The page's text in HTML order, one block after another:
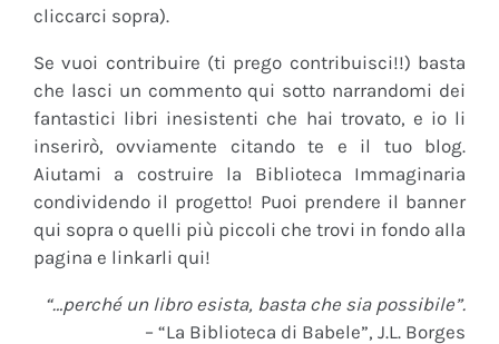
cliccarci sopra).
Se vuoi contribuire (ti prego contribuisci!!) basta
che lasci un commento qui sotto narrandomi dei
fantastici libri inesistenti che hai trovato, e io li
inserirò, ovviamente citando te e il tuo blog.
Aiutami a costruire la Biblioteca Immaginaria
condividendo il progetto! Puoi prendere il banner
qui sopra o quelli più piccoli che trovi in fondo alla
pagina e linkarli qui!
“…perché un libro esista, basta che sia possibile”.
– “La Biblioteca di Babele”, J.L. Borges